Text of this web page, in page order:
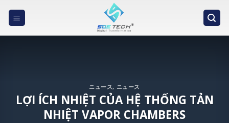
ニュース, ニュース
LỢI ÍCH NHIỆT CỦA HỆ THỐNG TẢN
NHIỆT VAPOR CHAMBERS